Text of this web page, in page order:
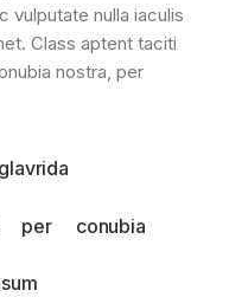
vulputate nulla iaculis
Class aptent taciti
nostra, per
per conubia